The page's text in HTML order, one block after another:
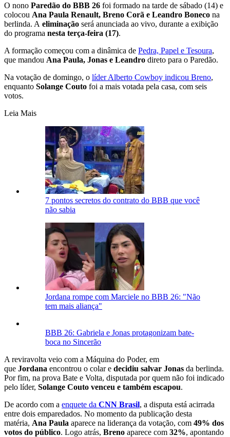
O nono Paredão do BBB 26 foi formado na tarde de sábado (14) e
colocou Ana Paula Renault, Breno Corã e Leandro Boneco na
berlinda. A eliminação será anunciada ao vivo, durante a exibição
do programa nesta terça-feira (17).
A formação começou com a dinâmica de Pedra, Papel e Tesoura,
que mandou Ana Paula, Jonas e Leandro direto para o Paredão.
Na votação de domingo, o líder Alberto Cowboy indicou Breno,
enquanto Solange Couto foi a mais votada pela casa, com seis
votos.
Leia Mais
7 pontos secretos do contrato do BBB que você
não sabia
Jordana rompe com Marciele no BBB 26: "Não
tem mais aliança"
BBB 26: Gabriela e Jonas protagonizam bate-
boca no Sincerão
A reviravolta veio com a Máquina do Poder, em
que Jordana encontrou o colar e decidiu salvar Jonas da berlinda.
Por fim, na prova Bate e Volta, disputada por quem não foi indicado
pelo líder, Solange Couto venceu e também escapou.
De acordo com a enquete da CNN Brasil, a disputa está acirrada
entre dois emparedados. No momento da publicação desta
matéria, Ana Paula aparece na liderança da votação, com 49% dos
votos do público. Logo atrás, Breno aparece com 32%, apontando